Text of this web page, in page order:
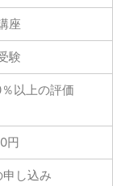
座
験
以上の評価
円
し込み